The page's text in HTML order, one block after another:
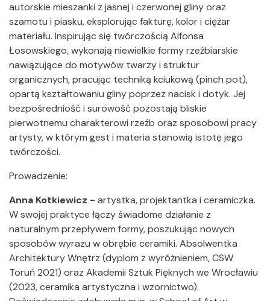
autorskie mieszanki z jasnej i czerwonej gliny oraz
szamotu i piasku, eksplorując fakturę, kolor i ciężar
materiału. Inspirując się twórczością Alfonsa
Łosowskiego, wykonają niewielkie formy rzeźbiarskie
nawiązujące do motywów twarzy i struktur
organicznych, pracując techniką kciukową (pinch pot),
opartą kształtowaniu gliny poprzez nacisk i dotyk. Jej
bezpośredniość i surowość pozostają bliskie
pierwotnemu charakterowi rzeźb oraz sposobowi pracy
artysty, w którym gest i materia stanowią istotę jego
twórczości.
Prowadzenie:
Anna Kotkiewicz - artystka, projektantka i ceramiczka.
W swojej praktyce łączy świadome działanie z
naturalnym przepływem formy, poszukując nowych
sposobów wyrazu w obrębie ceramiki. Absolwentka
Architektury Wnętrz (dyplom z wyróżnieniem, CSW
Toruń 2021) oraz Akademii Sztuk Pięknych we Wrocławiu
(2023, ceramika artystyczna i wzornictwo).